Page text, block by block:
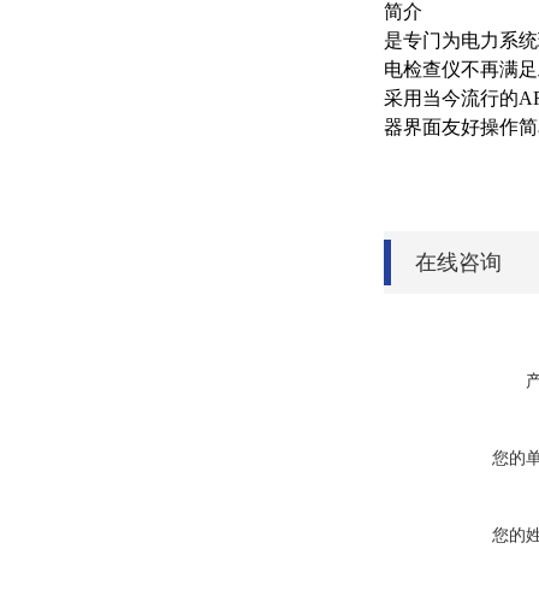
简介
是专门为电力系
电检查仪不再满
采用当今流行的
器界面友好操作
在线咨询
您的
您的